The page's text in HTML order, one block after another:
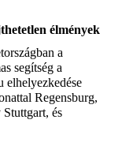
élmények
a
segítség a
elhelyezkedése
Regensburg,
és